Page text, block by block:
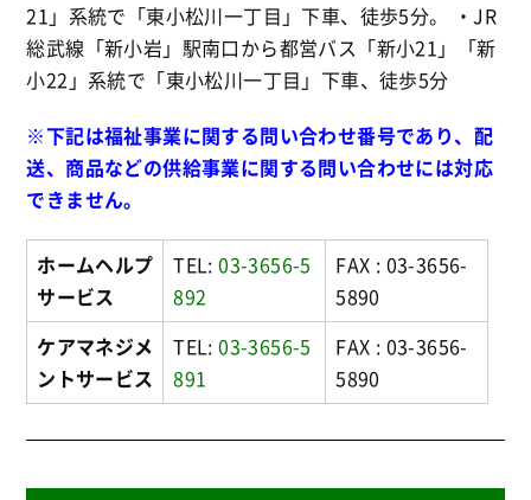
21」系統で「東小松川一丁目」下車、徒歩5分。 ・JR
総武線「新小岩」駅南口から都営バス「新小21」「新
小22」系統で「東小松川一丁目」下車、徒歩5分
※下記は福祉事業に関する問い合わせ番号であり、配
送、商品などの供給事業に関する問い合わせには対応
できません。
ホームヘルプ
サービス
TEL:03-3656-5
892
FAX : 03-3656-
5890
ケアマネジメ
ントサービス
TEL:03-3656-5
891
FAX : 03-3656-
5890